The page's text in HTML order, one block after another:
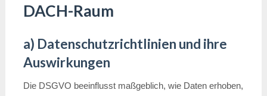
DACH-Raum
a) Datenschutzrichtlinien und ihre
Auswirkungen
Die DSGVO beeinflusst maßgeblich, wie Daten erhoben,